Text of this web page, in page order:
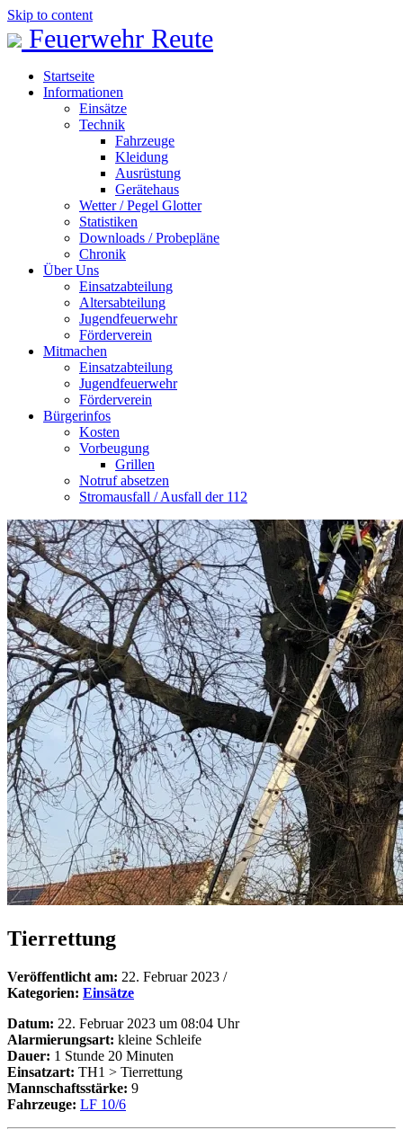
Skip to content
Feuerwehr Reute
Startseite
Informationen
Einsätze
Technik
Fahrzeuge
Kleidung
Ausrüstung
Gerätehaus
Wetter / Pegel Glotter
Statistiken
Downloads / Probepläne
Chronik
Über Uns
Einsatzabteilung
Altersabteilung
Jugendfeuerwehr
Förderverein
Mitmachen
Einsatzabteilung
Jugendfeuerwehr
Förderverein
Bürgerinfos
Kosten
Vorbeugung
Grillen
Notruf absetzen
Stromausfall / Ausfall der 112
Tierrettung
Veröffentlicht am: 22. Februar 2023 /
Kategorien: Einsätze
Datum: 22. Februar 2023 um 08:04 Uhr
Alarmierungsart: kleine Schleife
Dauer: 1 Stunde 20 Minuten
Einsatzart: TH1 > Tierrettung
Mannschaftsstärke: 9
Fahrzeuge: LF 10/6